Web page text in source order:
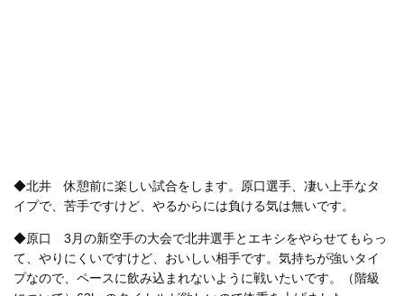
◆北井 休憩前に楽しい試合をします。原口選手、凄い上手なタ
イプで、苦手ですけど、やるからには負ける気は無いです。
◆原口 3月の新空手の大会で北井選手とエキシをやらせてもらっ
て、やりにくいですけど、おいしい相手です。気持ちが強いタイ
プなので、ペースに飲み込まれないように戦いたいです。（階級